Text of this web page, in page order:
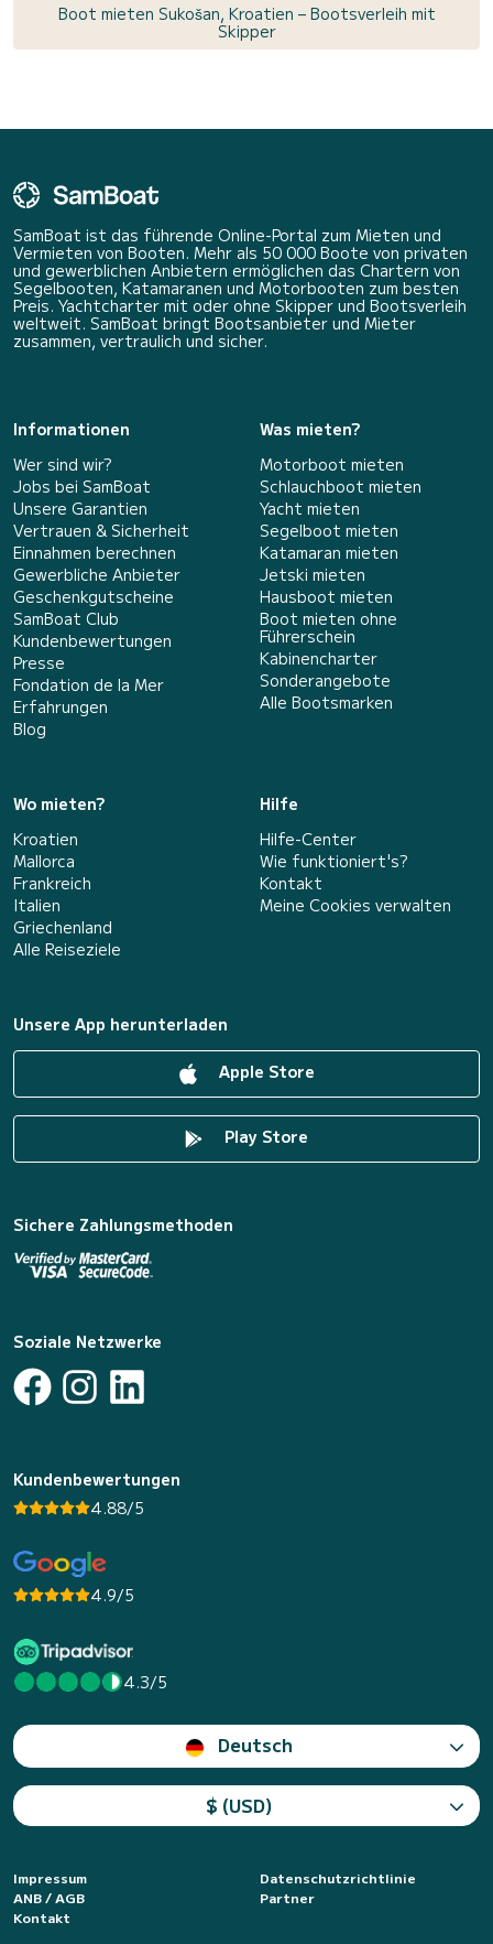
Boot mieten Sukošan, Kroatien – Bootsverleih mit
Skipper
SamBoat ist das führende Online-Portal zum Mieten und
Vermieten von Booten. Mehr als 50 000 Boote von privaten
und gewerblichen Anbietern ermöglichen das Chartern von
Segelbooten, Katamaranen und Motorbooten zum besten
Preis. Yachtcharter mit oder ohne Skipper und Bootsverleih
weltweit. SamBoat bringt Bootsanbieter und Mieter
zusammen, vertraulich und sicher.
Informationen
Wer sind wir?
Jobs bei SamBoat
Unsere Garantien
Vertrauen & Sicherheit
Einnahmen berechnen
Gewerbliche Anbieter
Geschenkgutscheine
SamBoat Club
Kundenbewertungen
Presse
Fondation de la Mer
Erfahrungen
Blog
Was mieten?
Motorboot mieten
Schlauchboot mieten
Yacht mieten
Segelboot mieten
Katamaran mieten
Jetski mieten
Hausboot mieten
Boot mieten ohne
Führerschein
Kabinencharter
Sonderangebote
Alle Bootsmarken
Wo mieten?
Kroatien
Mallorca
Frankreich
Italien
Griechenland
Alle Reiseziele
Hilfe
Hilfe-Center
Wie funktioniert's?
Kontakt
Meine Cookies verwalten
Unsere App herunterladen
Apple Store
Play Store
Sichere Zahlungsmethoden
Soziale Netzwerke
Kundenbewertungen
4.88/5
4.9/5
4.3/5
Deutsch
$ (USD)
Impressum
Datenschutzrichtlinie
ANB / AGB
Partner
Kontakt